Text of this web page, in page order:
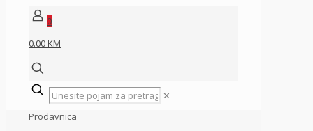
0
0.00 KM
✕
Prodavnica